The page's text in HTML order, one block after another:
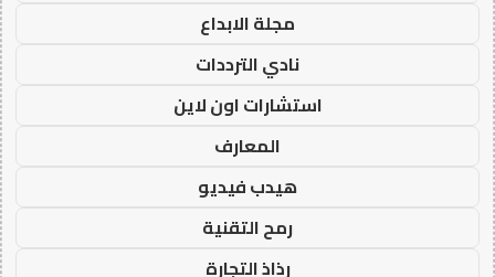
مجلة الابداع
نادي الترددات
استشارات اون لاين
المعارف
هيدب فيديو
رمح التقنية
رذاذ التجارة